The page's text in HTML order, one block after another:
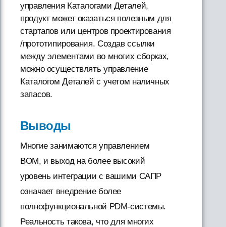
управления Каталогами Деталей,
продукт может оказаться полезным для
стартапов или центров проектирования
/прототипирования. Создав ссылки
между элементами во многих сборках,
можно осуществлять управление
Каталогом Деталей с учетом наличных
запасов.
Выводы
Многие занимаются управлением
BOM, и выход на более высокий
уровень интеграции с вашими САПР
означает внедрение более
полнофункциональной PDM-системы.
Реальность такова, что для многих